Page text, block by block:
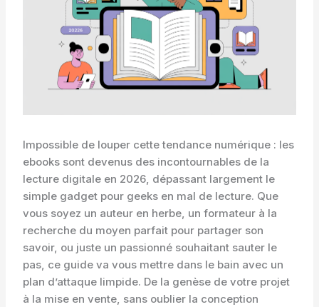
Impossible de louper cette tendance numérique : les
ebooks sont devenus des incontournables de la
lecture digitale en 2026, dépassant largement le
simple gadget pour geeks en mal de lecture. Que
vous soyez un auteur en herbe, un formateur à la
recherche du moyen parfait pour partager son
savoir, ou juste un passionné souhaitant sauter le
pas, ce guide va vous mettre dans le bain avec un
plan d’attaque limpide. De la genèse de votre projet
à la mise en vente, sans oublier la conception